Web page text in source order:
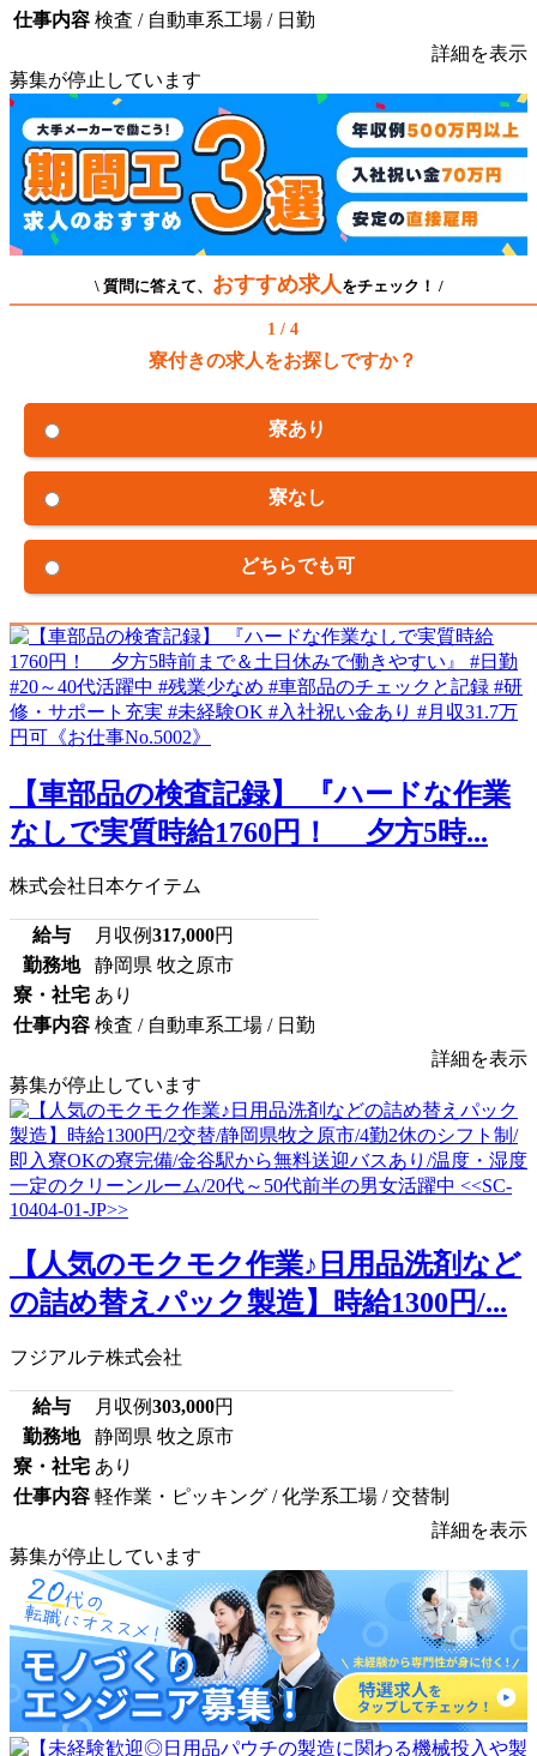
仕事内容 検査 / 自動車系工場 / 日勤
詳細を表示
募集が停止しています
\ 質問に答えて、 おすすめ求人 をチェック！ /
1 / 4
寮付きの求人をお探しですか？
寮あり
寮なし
どちらでも可
【車部品の検査記録】 『ハードな作業
なしで実質時給1760円！ 夕方5時...
株式会社日本ケイテム
給与 月収例317,000円
勤務地
静岡県 牧之原市
寮・社宅 あり
仕事内容 検査 / 自動車系工場 / 日勤
詳細を表示
募集が停止しています
【人気のモクモク作業♪日用品洗剤など
の詰め替えパック製造】時給1300円/...
フジアルテ株式会社
給与 月収例303,000円
勤務地
静岡県 牧之原市
寮・社宅 あり
仕事内容 軽作業・ピッキング / 化学系工場 / 交替制
詳細を表示
募集が停止しています